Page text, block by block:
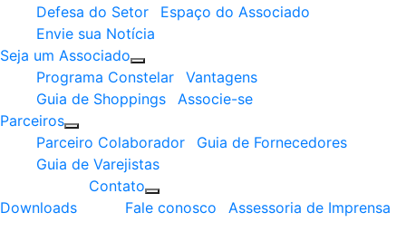
Defesa do Setor
Espaço do Associado
Envie sua Notícia
Seja um Associado
Programa Constelar
Vantagens
Guia de Shoppings
Associe-se
Parceiros
Parceiro Colaborador
Guia de Fornecedores
Guia de Varejistas
Downloads
Contato
Fale conosco
Assessoria de Imprensa